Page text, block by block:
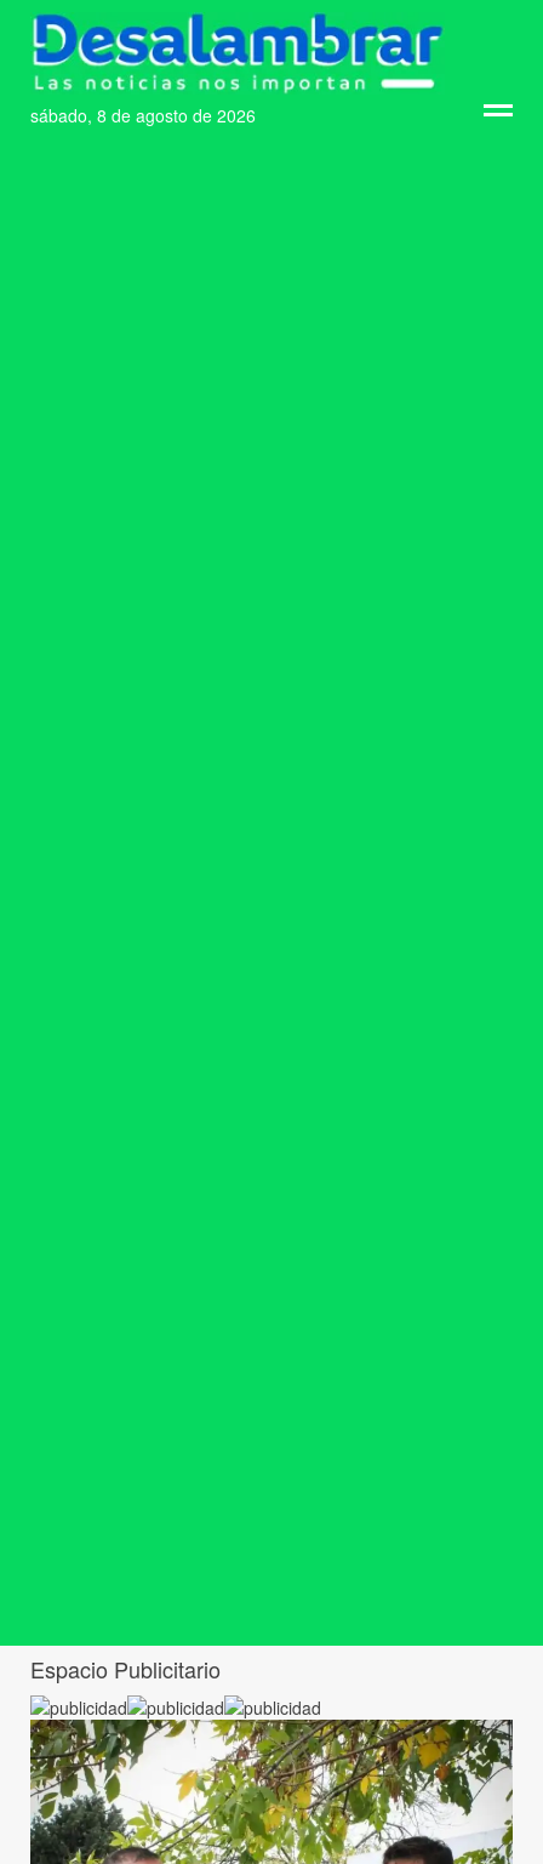
sábado, 8 de agosto de 2026
Espacio Publicitario